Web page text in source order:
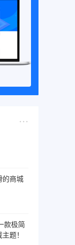
的商城
款极简
题！